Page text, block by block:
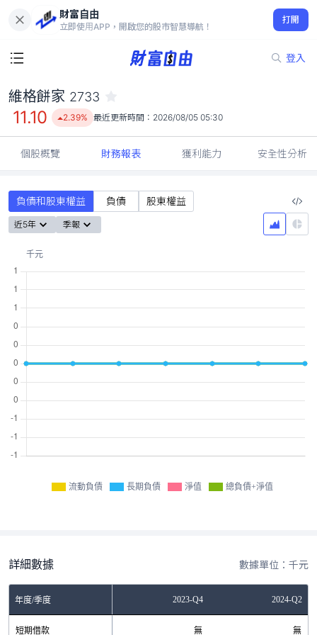
財富自由
立即使用APP，開啟您的股市智慧導航！
打開
登入
11.10
2.39%
維格餅家 2733
11.10 2.39% 最近更新時間： 2026/08/05 05:30
個股概覽 財務報表 獲利能力 安全性分析
負債和股東權益 負債 股東權益
近5年 季報
流動負債 長期負債 淨值 總負債+淨值
詳細數據 數據單位：千元
年度/季度 2023-Q4 2024-Q2
短期借款 無 無